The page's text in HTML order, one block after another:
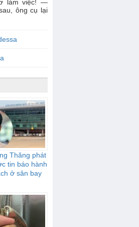
làm việc! —
ông cụ lại
Thăng phát
tin báo hành
ở sân bay